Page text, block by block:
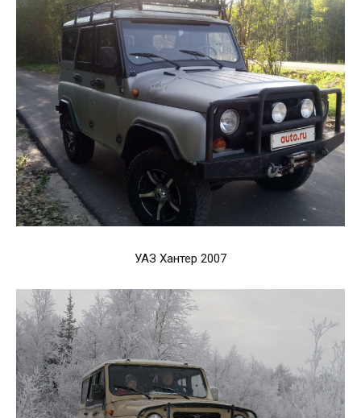
УАЗ Хантер 2007